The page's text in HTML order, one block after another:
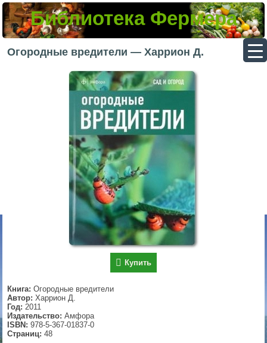
Библиотека Фермера
Огородные вредители — Харрион Д.
Купить
Книга: Огородные вредители
Автор: Харрион Д.
Год: 2011
Издательство: Амфора
ISBN: 978-5-367-01837-0
Страниц: 48
▼
▼